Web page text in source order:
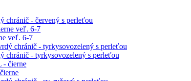
chránič - červený s perleťou
veľ. 6-7
chránič - tyrkysovozelený s perleťou